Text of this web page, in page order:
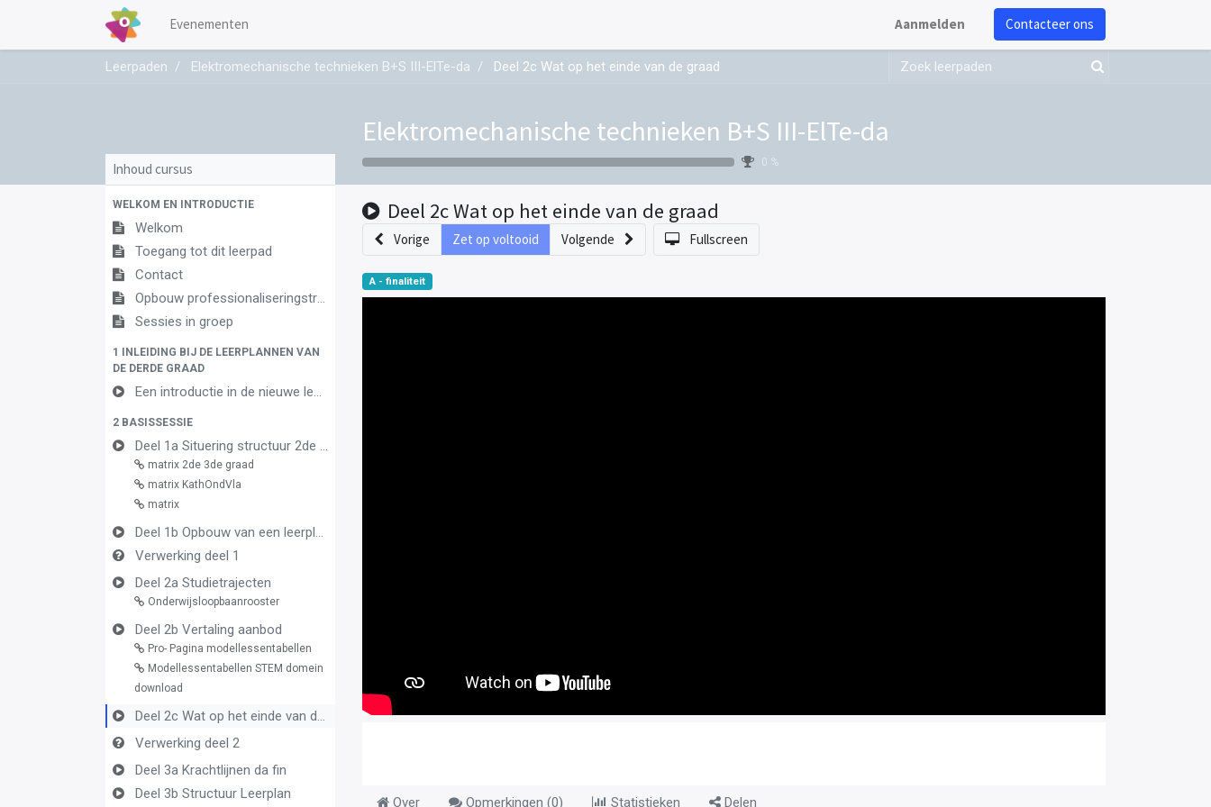
Evenementen Aanmelden Contacteer ons
Leerpaden Elektromechanische technieken B+S III-ElTe-da Deel 2c Wat op het einde van de graad
Elektromechanische technieken B+S III-ElTe-da
0 %
Inhoud cursus
WELKOM EN INTRODUCTIE
Welkom
Toegang tot dit leerpad
Contact
Opbouw professionaliseringstraject
Sessies in groep
1 INLEIDING BIJ DE LEERPLANNEN VAN
DE DERDE GRAAD
Een introductie in de nieuwe leerplannen van de derde graad
2 BASISSESSIE
Deel 1a Situering structuur 2de en 3de graad
matrix 2de 3de graad
matrix KathOndVla
matrix
Deel 1b Opbouw van een leerplan vormingsconcept
Verwerking deel 1
Deel 2a Studietrajecten
Onderwijsloopbaanrooster
Deel 2b Vertaling aanbod
Pro- Pagina modellessentabellen
Modellessentabellen STEM domein
download
Deel 2c Wat op het einde van de graad
Verwerking deel 2
Deel 3a Krachtlijnen da fin
Deel 3b Structuur Leerplan
Deel 2c Wat op het einde van de graad
Vorige Zet op voltooid Volgende Fullscreen
A - finaliteit
Over Opmerkingen (0) Statistieken Delen